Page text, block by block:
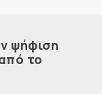
ψήφιση
το